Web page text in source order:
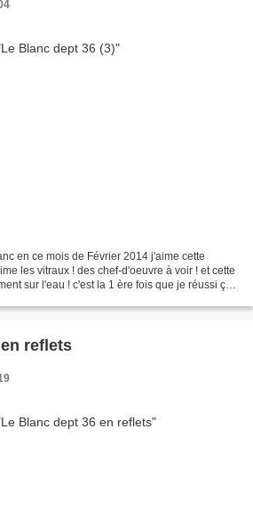
en ce mois de Février 2014 j'aime cette
les vitraux ! des chef-d'oeuvre à voir ! et cette
sur l'eau ! c'est la 1 ère fois que je réussi ça !
reflets